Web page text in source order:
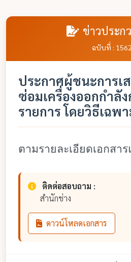
ข่าวประก
ฉบับที่ :
ประกาศผู้ชนะการเ
ซ่อมเครื่องออกกำลั
รายการ โดยวิธีเฉพา
ตามรายละเอียดเอกสา
ติดต่อสอบถาม :
สำนักช่าง
ดาวน์โหลดเอกสาร